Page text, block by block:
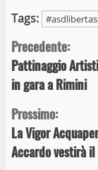
Tags:
Continue
Reading
Precedente:
Pattinaggio
in gara a Rimini
Prossimo:
La Vigor
Accardo vestirà